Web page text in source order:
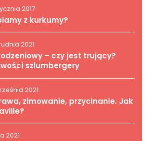
2017
z kurkumy?
2021
– czy jest trujący?
szlumbergery
2021
zimowanie, przycinanie. Jak
2021